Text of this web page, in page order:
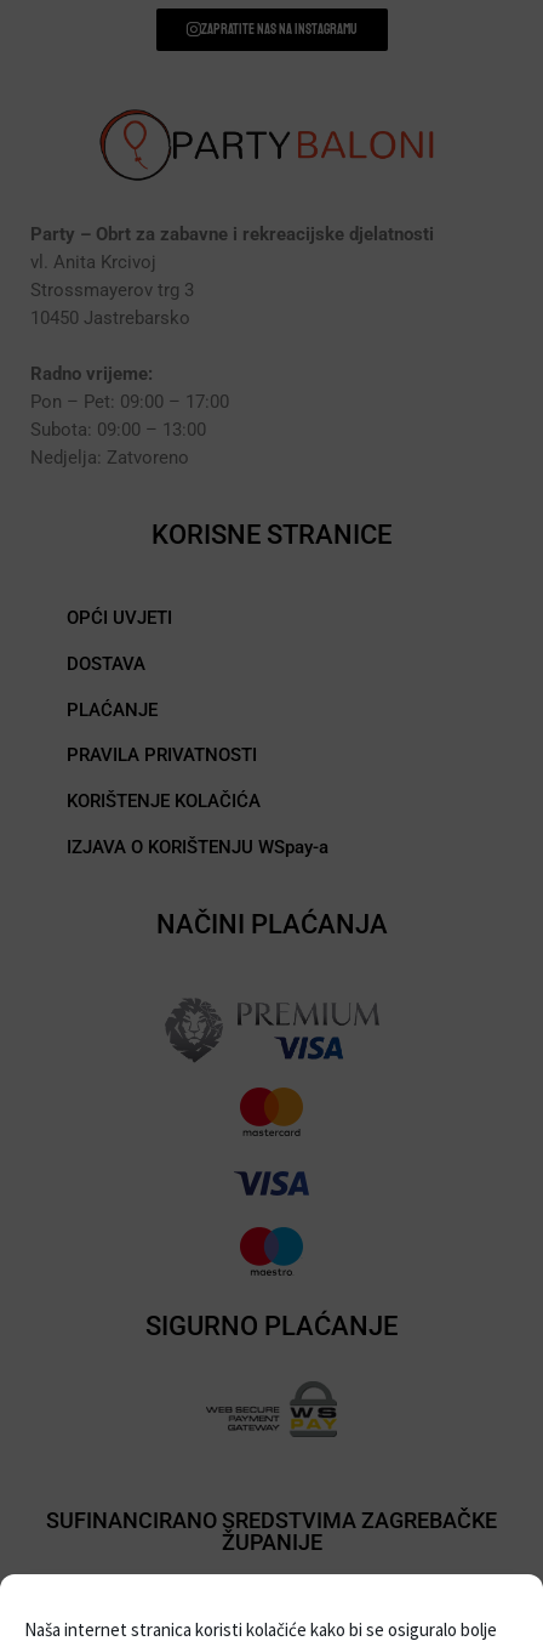
Naša internet stranica koristi kolačiće kako bi se osiguralo bolje
Zapratite nas na instagramu
Party – Obrt za zabavne i rekreacijske djelatnosti
vl. Anita Krcivoj
Strossmayerov trg 3
10450 Jastrebarsko
Radno vrijeme:
Pon – Pet: 09:00 – 17:00
Subota: 09:00 – 13:00
Nedjelja: Zatvoreno
KORISNE STRANICE
OPĆI UVJETI
DOSTAVA
PLAĆANJE
PRAVILA PRIVATNOSTI
KORIŠTENJE KOLAČIĆA
IZJAVA O KORIŠTENJU WSpay-a
NAČINI PLAĆANJA
SIGURNO PLAĆANJE
SUFINANCIRANO SREDSTVIMA ZAGREBAČKE
ŽUPANIJE